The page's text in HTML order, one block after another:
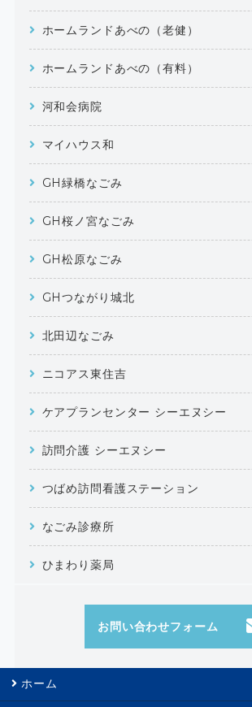
ホームランドあべの（老健）
ホームランドあべの（有料）
河和会病院
マイハウス和
GH緑橋なごみ
GH桜ノ宮なごみ
GH松原なごみ
GHつながり城北
北田辺なごみ
ニコアス東住吉
ケアプランセンター シーエヌシー
訪問介護 シーエヌシー
つばめ訪問看護ステーション
なごみ診療所
ひまわり薬局
お問い合わせフォーム
ホーム